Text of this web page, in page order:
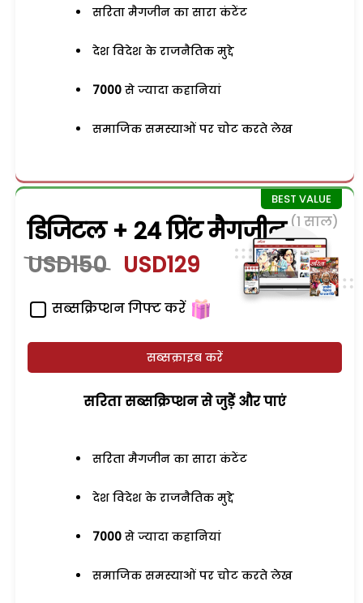
सरिता मैगजीन का सारा कंटेंट
देश विदेश के राजनैतिक मुद्दे
7000 से ज्यादा कहानियां
समाजिक समस्याओं पर चोट करते लेख
डिजिटल + 24 प्रिंट मैगजीन (1 साल)
USD150 USD129
सब्सक्रिप्शन गिफ्ट करें
सब्सक्राइब करें
सरिता सब्सक्रिप्शन से जुड़ेें और पाएं
सरिता मैगजीन का सारा कंटेंट
देश विदेश के राजनैतिक मुद्दे
7000 से ज्यादा कहानियां
समाजिक समस्याओं पर चोट करते लेख